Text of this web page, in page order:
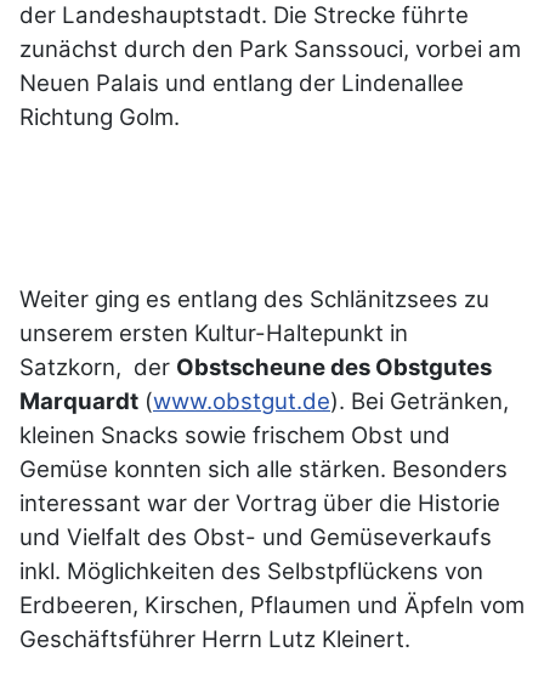
der Landeshauptstadt. Die Strecke führte
zunächst durch den Park Sanssouci, vorbei am
Neuen Palais und entlang der Lindenallee
Richtung Golm.
Weiter ging es entlang des Schlänitzsees zu
unserem ersten Kultur-Haltepunkt in
Satzkorn, der Obstscheune des Obstgutes
Marquardt (www.obstgut.de). Bei Getränken,
kleinen Snacks sowie frischem Obst und
Gemüse konnten sich alle stärken. Besonders
interessant war der Vortrag über die Historie
und Vielfalt des Obst- und Gemüseverkaufs
inkl. Möglichkeiten des Selbstpflückens von
Erdbeeren, Kirschen, Pflaumen und Äpfeln vom
Geschäftsführer Herrn Lutz Kleinert.